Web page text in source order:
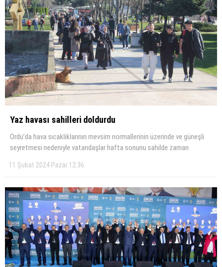
Yaz havası sahilleri doldurdu
Ordu’da hava sıcaklıklarının mevsim normallerinin üzerinde ve güneşli
seyretmesi nedeniyle vatandaşlar hafta sonunu sahilde zaman
11 Şubat 2024 Pazar 12:36